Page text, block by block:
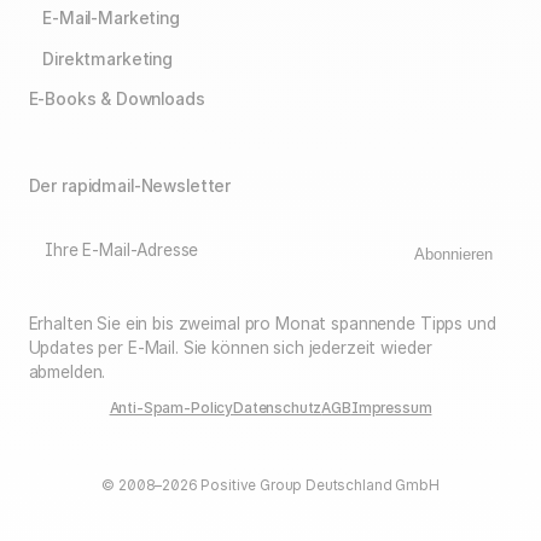
E-Mail-Marketing
Direktmarketing
E-Books & Downloads
Der rapidmail-Newsletter
Ihre E-Mail-Adresse Abonnieren
Erhalten Sie ein bis zweimal pro Monat spannende Tipps und
Updates per E-Mail. Sie können sich jederzeit wieder
abmelden.
Anti-Spam-PolicyDatenschutzAGBImpressum
© 2008–2026 Positive Group Deutschland GmbH